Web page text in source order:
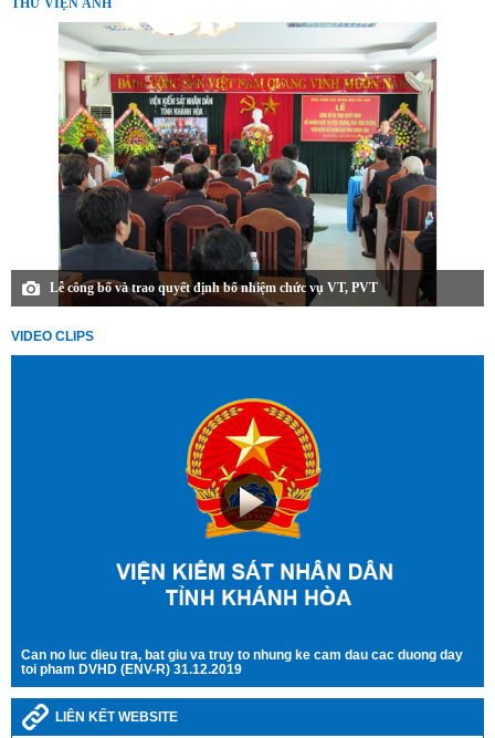
Lễ công bố và trao quyết định bổ nhiệm chức vụ VT, PVT
VIDEO CLIPS
Can no luc dieu tra, bat giu va truy to nhung ke cam dau cac duong day
toi pham DVHD (ENV-R) 31.12.2019
LIÊN KẾT WEBSITE